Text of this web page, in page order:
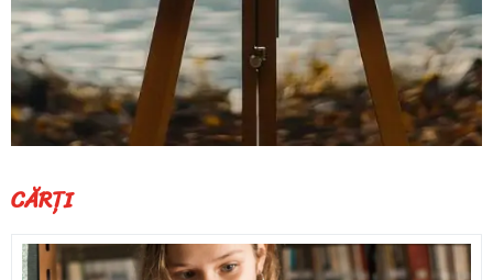
CĂRȚI